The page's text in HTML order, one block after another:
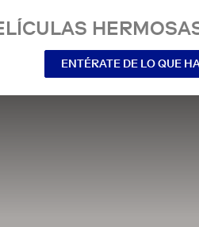
ENTÉRATE DE LO QUE